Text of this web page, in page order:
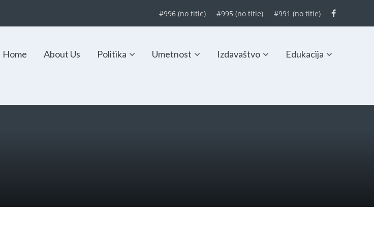
#996 (no title) #995 (no title) #991 (no title)
Home About Us Politika Umetnost Izdavaštvo Edukacija